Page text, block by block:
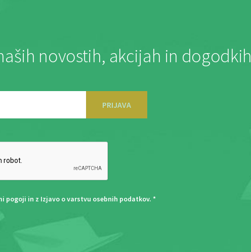
novostih, akcijah in dogodkih
PRIJAVA
pogoji in z Izjavo o varstvu osebnih podatkov. *